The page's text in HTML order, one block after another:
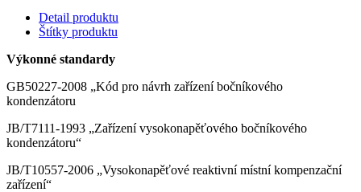
Detail produktu
Štítky produktu
Výkonné standardy
GB50227-2008 „Kód pro návrh zařízení bočníkového
kondenzátoru
JB/T7111-1993 „Zařízení vysokonapěťového bočníkového
kondenzátoru“
JB/T10557-2006 „Vysokonapěťové reaktivní místní kompenzační
zařízení“